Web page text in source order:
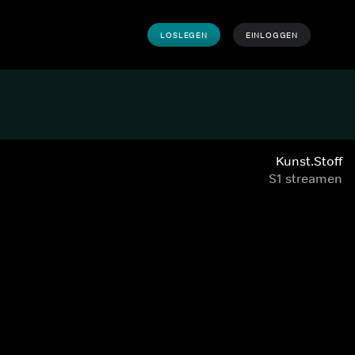
LOSLEGEN EINLOGGEN
Kunst.Stoff
S1 streamen